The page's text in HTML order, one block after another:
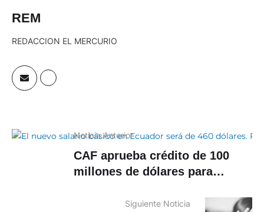
REM
REDACCION EL MERCURIO
Noticia Anterior
CAF aprueba crédito de 100
millones de dólares para
Siguiente Noticia